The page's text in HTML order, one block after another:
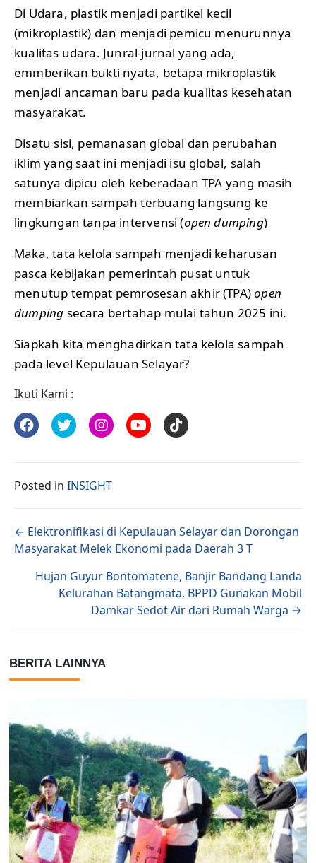
Di Udara, plastik menjadi partikel kecil
(mikroplastik) dan menjadi pemicu menurunnya
kualitas udara. Junral-jurnal yang ada,
emmberikan bukti nyata, betapa mikroplastik
menjadi ancaman baru pada kualitas kesehatan
masyarakat.
Disatu sisi, pemanasan global dan perubahan
iklim yang saat ini menjadi isu global, salah
satunya dipicu oleh keberadaan TPA yang masih
membiarkan sampah terbuang langsung ke
lingkungan tanpa intervensi (open dumping)
Maka, tata kelola sampah menjadi keharusan
pasca kebijakan pemerintah pusat untuk
menutup tempat pemrosesan akhir (TPA)open
dumping secara bertahap mulai tahun 2025 ini.
Siapkah kita menghadirkan tata kelola sampah
pada level Kepulauan Selayar?
Ikuti Kami :
Posted in INSIGHT
Posts navigation
← Elektronifikasi di Kepulauan Selayar dan Dorongan
Masyarakat Melek Ekonomi pada Daerah 3 T
Hujan Guyur Bontomatene, Banjir Bandang Landa
Kelurahan Batangmata, BPPD Gunakan Mobil
Damkar Sedot Air dari Rumah Warga →
BERITA LAINNYA